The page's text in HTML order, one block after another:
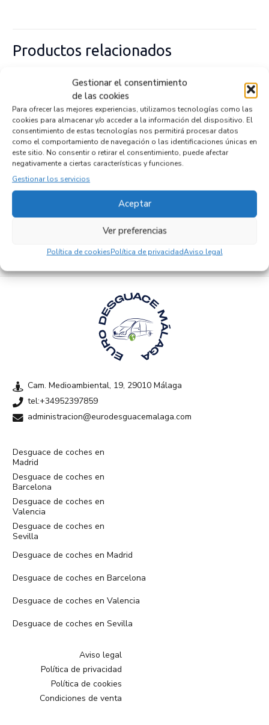
Gestionar el consentimiento
de las cookies
Para ofrecer las mejores experiencias, utilizamos tecnologías como las
cookies para almacenar y/o acceder a la información del dispositivo. El
consentimiento de estas tecnologías nos permitirá procesar datos
como el comportamiento de navegación o las identificaciones únicas en
este sitio. No consentir o retirar el consentimiento, puede afectar
negativamente a ciertas características y funciones.
Gestionar los servicios
Aceptar
Ver preferencias
Política de cookiesPolítica de privacidadAviso legal
Productos relacionados
SISTEMA AUDIO / RADIO CD 281153711R
Recambios NISSANNV400 FURGON (X62)
Referencia ID: 147076
Referencia OEM: 281153711R
102,95€ (IVA no incluído)
Empresas colaboradoras
Cam. Medioambiental, 19, 29010 Málaga
tel:+34952397859
administracion@eurodesguacemalaga.com
Desguace de coches en
Madrid
Desguace de coches en
Barcelona
Desguace de coches en
Valencia
Desguace de coches en
Sevilla
Desguace de coches en Madrid
Desguace de coches en Barcelona
Desguace de coches en Valencia
Desguace de coches en Sevilla
Aviso legal
Política de privacidad
Política de cookies
Condiciones de venta